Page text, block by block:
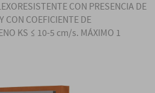
CON PRESENCIA DE
CON COEFICIENTE DE
KS ≤ 10-5 cm/s. MÁXIMO 1